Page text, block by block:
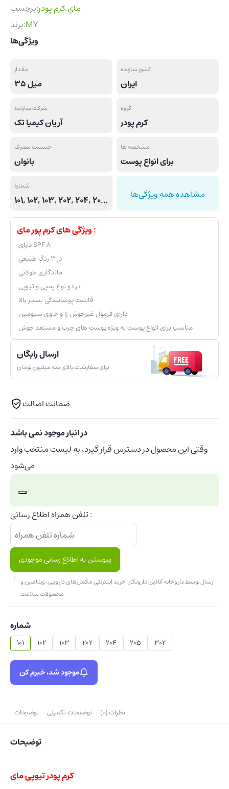
برچسب:کرم پودر,مای
برند:MY
ویژگی‌ها
مقدار
35 میل
کشور سازنده
ایران
شرکت سازنده
آریان کیمیا تک
گروه
کرم پودر
جنسیت مصرف
بانوان
مشخصه ها
برای انواع پوست
شماره
101, 102, 103, 202, 204, 205, 302 مشاهده همه ویژگی‌ها
ویژگی های کرم پور مای :
دارای SPF 8
در ۳ رنگ طبیعی
ماندگاری طولانی
در دو نوع پمپی و تیوپی
قابلیت پوشانندگی بسیار بالا
دارای فرمول غیرجوش زا و حاوی سبومین
مناسب برای انواع پوست به ویژه پوست های چرب و مستعد جوش
ارسال رایگان
برای سفارشات بالای سه میلیون تومان
ضمانت اصالت
در انبار موجود نمی باشد
وقتی این محصول در دسترس قرار گیرد، به لیست منتخب وارد
می‌شود
کردن
اعلان
تلفن همراه اطلاع رسانی :
پیوستن به اطلاع رسانی موجودی
ارسال توسط داروخانه آنلاین دارونگار | خرید اینترنتی مکمل‌های دارویی، ویتامین و
محصولات سلامت
شماره
101 102 103 202 204 205 302
موجود شد، خبرم کن
توضیحات توضیحات تکمیلی نظرات (0)
توضیحات
کرم پودر تیوپی مای